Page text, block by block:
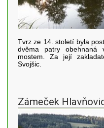
Tvrz ze 14. století byla
dvěma patry obehnaná
mostem. Za její
Svojšic.
Zámeček